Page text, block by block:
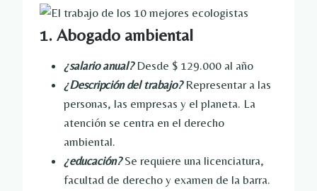
1. Abogado ambiental
¿salario anual?Desde $ 129.000 al año
¿Descripción del trabajo?Representar a las
personas, las empresas y el planeta. La
atención se centra en el derecho
ambiental.
¿educación?Se requiere una licenciatura,
facultad de derecho y examen de la barra.